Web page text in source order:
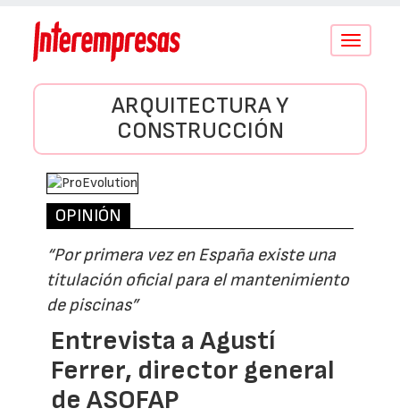
Conmutar
ARQUITECTURA Y
CONSTRUCCIÓN
OPINIÓN
“Por primera vez en España existe una
titulación oficial para el mantenimiento
de piscinas”
Entrevista a Agustí
Ferrer, director general
de ASOFAP